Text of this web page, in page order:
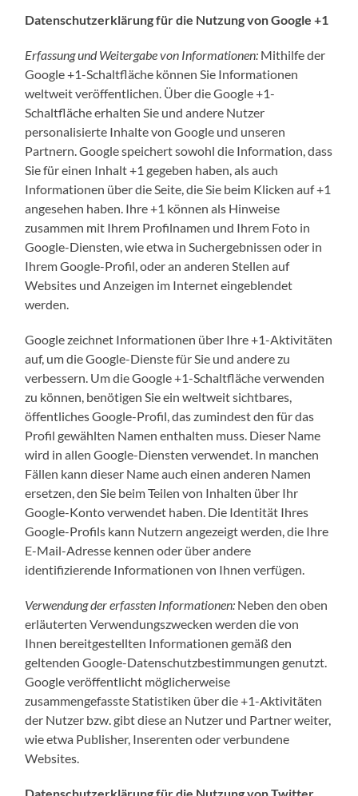
Datenschutzerklärung für die Nutzung von Google +1
Erfassung und Weitergabe von Informationen: Mithilfe der
Google +1-Schaltfläche können Sie Informationen
weltweit veröffentlichen. Über die Google +1-
Schaltfläche erhalten Sie und andere Nutzer
personalisierte Inhalte von Google und unseren
Partnern. Google speichert sowohl die Information, dass
Sie für einen Inhalt +1 gegeben haben, als auch
Informationen über die Seite, die Sie beim Klicken auf +1
angesehen haben. Ihre +1 können als Hinweise
zusammen mit Ihrem Profilnamen und Ihrem Foto in
Google-Diensten, wie etwa in Suchergebnissen oder in
Ihrem Google-Profil, oder an anderen Stellen auf
Websites und Anzeigen im Internet eingeblendet
werden.
Google zeichnet Informationen über Ihre +1-Aktivitäten
auf, um die Google-Dienste für Sie und andere zu
verbessern. Um die Google +1-Schaltfläche verwenden
zu können, benötigen Sie ein weltweit sichtbares,
öffentliches Google-Profil, das zumindest den für das
Profil gewählten Namen enthalten muss. Dieser Name
wird in allen Google-Diensten verwendet. In manchen
Fällen kann dieser Name auch einen anderen Namen
ersetzen, den Sie beim Teilen von Inhalten über Ihr
Google-Konto verwendet haben. Die Identität Ihres
Google-Profils kann Nutzern angezeigt werden, die Ihre
E-Mail-Adresse kennen oder über andere
identifizierende Informationen von Ihnen verfügen.
Verwendung der erfassten Informationen: Neben den oben
erläuterten Verwendungszwecken werden die von
Ihnen bereitgestellten Informationen gemäß den
geltenden Google-Datenschutzbestimmungen genutzt.
Google veröffentlicht möglicherweise
zusammengefasste Statistiken über die +1-Aktivitäten
der Nutzer bzw. gibt diese an Nutzer und Partner weiter,
wie etwa Publisher, Inserenten oder verbundene
Websites.
Datenschutzerklärung für die Nutzung von Twitter